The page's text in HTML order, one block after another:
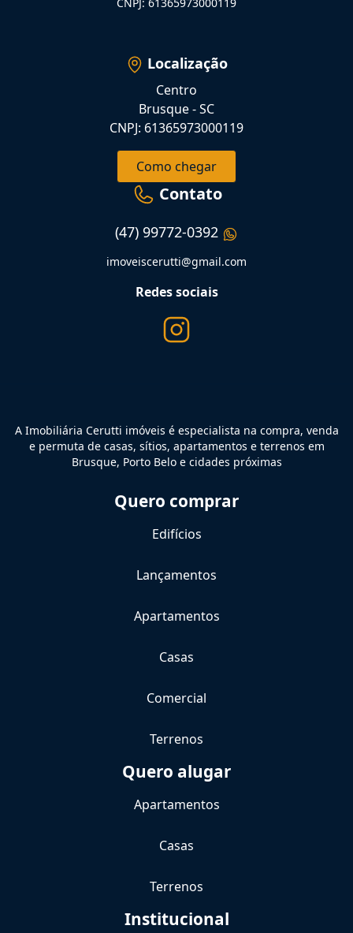
Localização
Centro
Brusque - SC
CNPJ: 61365973000119
Como chegar
Contato
(47) 99772-0392
imoveiscerutti@gmail.com
Redes sociais
A Imobiliária Cerutti imóveis é especialista na compra, venda
e permuta de casas, sítios, apartamentos e terrenos em
Brusque, Porto Belo e cidades próximas
Quero comprar
Edifícios
Lançamentos
Apartamentos
Casas
Comercial
Terrenos
Quero alugar
Apartamentos
Casas
Terrenos
Institucional